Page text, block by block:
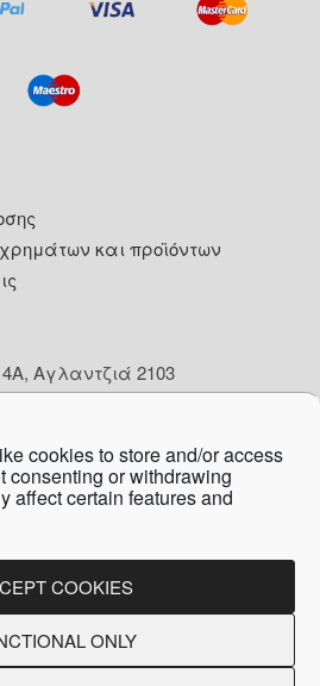
cookies to store and/or access
consenting or withdrawing
affect certain features and
COOKIES
ONLY
και προϊόντων
Αγλαντζιά 2103
Pharmacy
by:Blue Cloud Net